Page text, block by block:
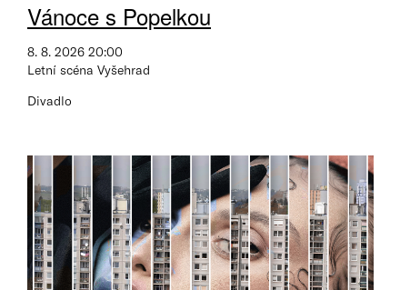
Vánoce s Popelkou
8. 8. 2026 20:00
Letní scéna Vyšehrad
Divadlo